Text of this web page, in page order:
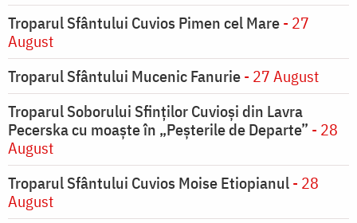
Troparul Sfântului Cuvios Pimen cel Mare- 27
August
Troparul Sfântului Mucenic Fanurie- 27 August
Troparul Soborului Sfinților Cuvioși din Lavra
Pecerska cu moaște în „Peșterile de Departe” - 28
August
Troparul Sfântului Cuvios Moise Etiopianul- 28
August